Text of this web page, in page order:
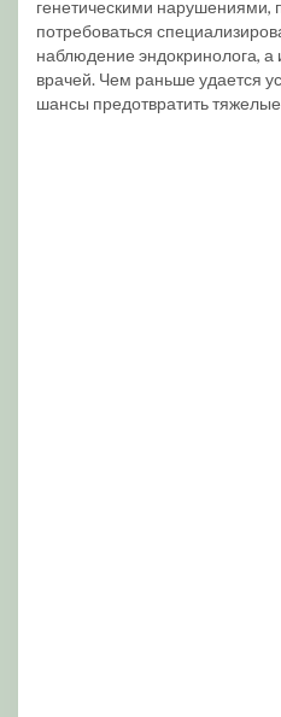
генетическими нарушениями,
потребоваться
наблюдение эндокринолога, а
врачей. Чем раньше удается
шансы предотвратить